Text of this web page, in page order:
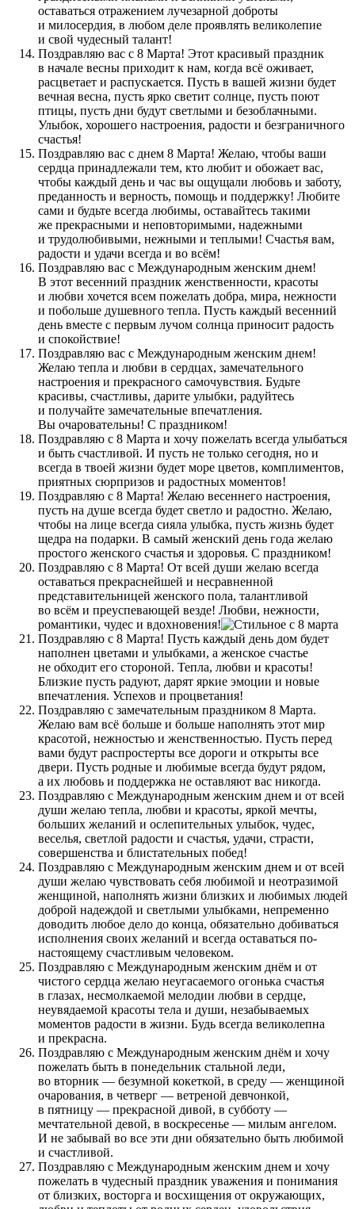
оставаться отражением лучезарной доброты
и милосердия, в любом деле проявлять великолепие
и свой чудесный талант!
Поздравляю вас с 8 Марта! Этот красивый праздник
в начале весны приходит к нам, когда всё оживает,
расцветает и распускается. Пусть в вашей жизни будет
вечная весна, пусть ярко светит солнце, пусть поют
птицы, пусть дни будут светлыми и безоблачными.
Улыбок, хорошего настроения, радости и безграничного
счастья!
Поздравляю вас с днем 8 Марта! Желаю, чтобы ваши
сердца принадлежали тем, кто любит и обожает вас,
чтобы каждый день и час вы ощущали любовь и заботу,
преданность и верность, помощь и поддержку! Любите
сами и будьте всегда любимы, оставайтесь такими
же прекрасными и неповторимыми, надежными
и трудолюбивыми, нежными и теплыми! Счастья вам,
радости и удачи всегда и во всём!
Поздравляю вас с Международным женским днем!
В этот весенний праздник женственности, красоты
и любви хочется всем пожелать добра, мира, нежности
и побольше душевного тепла. Пусть каждый весенний
день вместе с первым лучом солнца приносит радость
и спокойствие!
Поздравляю вас с Международным женским днем!
Желаю тепла и любви в сердцах, замечательного
настроения и прекрасного самочувствия. Будьте
красивы, счастливы, дарите улыбки, радуйтесь
и получайте замечательные впечатления.
Вы очаровательны! С праздником!
Поздравляю с 8 Марта и хочу пожелать всегда улыбаться
и быть счастливой. И пусть не только сегодня, но и
всегда в твоей жизни будет море цветов, комплиментов,
приятных сюрпризов и радостных моментов!
Поздравляю с 8 Марта! Желаю весеннего настроения,
пусть на душе всегда будет светло и радостно. Желаю,
чтобы на лице всегда сияла улыбка, пусть жизнь будет
щедра на подарки. В самый женский день года желаю
простого женского счастья и здоровья. С праздником!
Поздравляю с 8 Марта! От всей души желаю всегда
оставаться прекраснейшей и несравненной
представительницей женского пола, талантливой
во всём и преуспевающей везде! Любви, нежности,
романтики, чудес и вдохновения!
Поздравляю с 8 Марта! Пусть каждый день дом будет
наполнен цветами и улыбками, а женское счастье
не обходит его стороной. Тепла, любви и красоты!
Близкие пусть радуют, дарят яркие эмоции и новые
впечатления. Успехов и процветания!
Поздравляю с замечательным праздником 8 Марта.
Желаю вам всё больше и больше наполнять этот мир
красотой, нежностью и женственностью. Пусть перед
вами будут распростерты все дороги и открыты все
двери. Пусть родные и любимые всегда будут рядом,
а их любовь и поддержка не оставляют вас никогда.
Поздравляю с Международным женским днем и от всей
души желаю тепла, любви и красоты, яркой мечты,
больших желаний и ослепительных улыбок, чудес,
веселья, светлой радости и счастья, удачи, страсти,
совершенства и блистательных побед!
Поздравляю с Международным женским днем и от всей
души желаю чувствовать себя любимой и неотразимой
женщиной, наполнять жизни близких и любимых людей
доброй надеждой и светлыми улыбками, непременно
доводить любое дело до конца, обязательно добиваться
исполнения своих желаний и всегда оставаться по-
настоящему счастливым человеком.
Поздравляю с Международным женским днём и от
чистого сердца желаю неугасаемого огонька счастья
в глазах, несмолкаемой мелодии любви в сердце,
неувядаемой красоты тела и души, незабываемых
моментов радости в жизни. Будь всегда великолепна
и прекрасна.
Поздравляю с Международным женским днём и хочу
пожелать быть в понедельник стальной леди,
во вторник — безумной кокеткой, в среду — женщиной
очарования, в четверг — ветреной девчонкой,
в пятницу — прекрасной дивой, в субботу —
мечтательной девой, в воскресенье — милым ангелом.
И не забывай во все эти дни обязательно быть любимой
и счастливой.
Поздравляю с Международным женским днем и хочу
пожелать в чудесный праздник уважения и понимания
от близких, восторга и восхищения от окружающих,